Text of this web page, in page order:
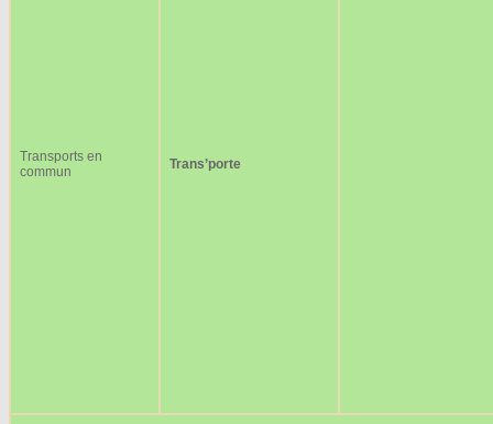
Transports en
commun
Trans’porte